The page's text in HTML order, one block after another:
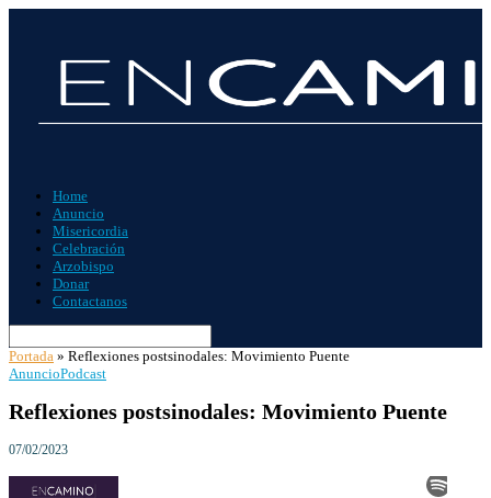
Home
Anuncio
Misericordia
Celebración
Arzobispo
Donar
Contactanos
Portada » Reflexiones postsinodales: Movimiento Puente
AnuncioPodcast
Reflexiones postsinodales: Movimiento Puente
07/02/2023